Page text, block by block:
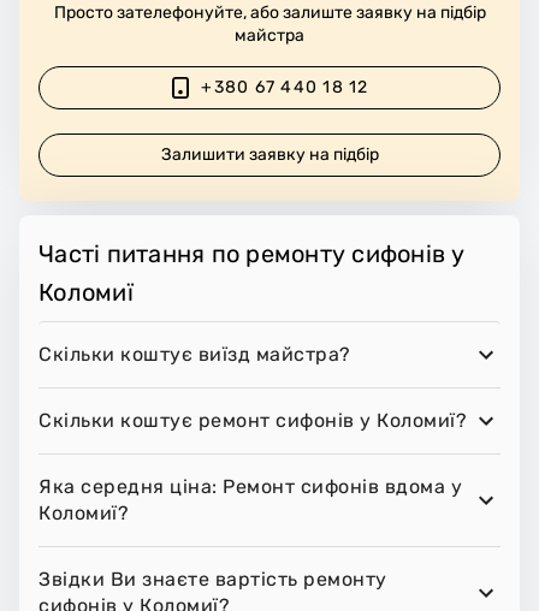
Просто зателефонуйте, або залиште заявку на підбір
майстра
+380 67 440 18 12
Залишити заявку на підбір
Часті питання по ремонту сифонів у
Коломиї
Скільки коштує виїзд майстра?
Скільки коштує ремонт сифонів у Коломиї?
Яка середня ціна: Ремонт сифонів вдома у
Коломиї?
Звідки Ви знаєте вартість ремонту
сифонів у Коломиї?